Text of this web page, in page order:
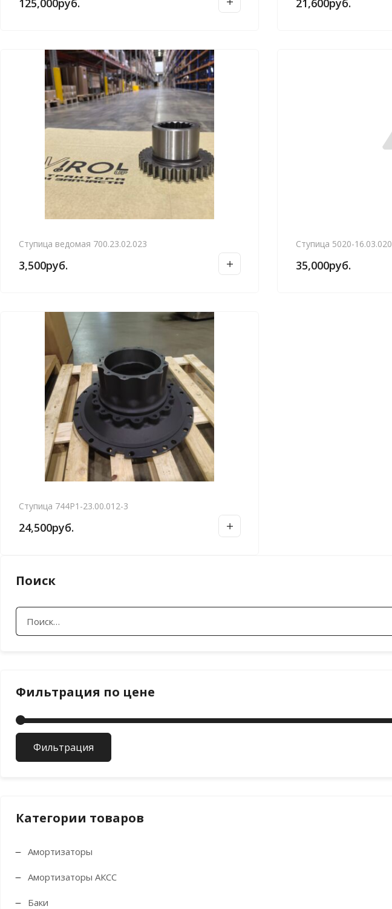
в
н
и
125,000руб. 21,600руб.
Ступица ведомая 700.23.02.023
3,500руб.
Ступица 5020-16.03.020
35,000руб.
Ступица 744Р1-23.00.012-3
24,500руб.
Поиск
Найти:
Фильтрация по цене
Фильтрация
Категории товаров
Амортизаторы
Амортизаторы АКСС
Баки